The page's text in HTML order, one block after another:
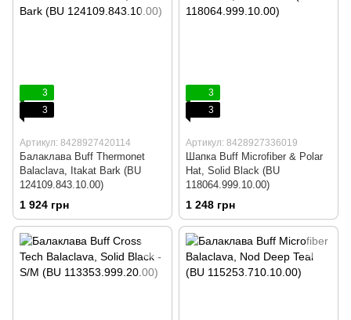
3
3
Артикул: 8428927420114
Балаклава Buff Thermonet
Balaclava, Itakat Bark (BU
124109.843.10.00)
1 924 грн
3
3
Артикул: 8428927336019
Шапка Buff Microfiber & Polar
Hat, Solid Black (BU
118064.999.10.00)
1 248 грн